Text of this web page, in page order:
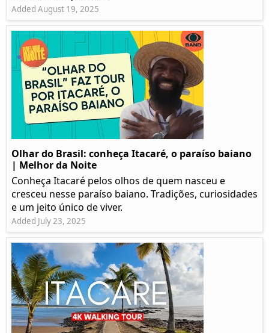
Added August 19, 2025
Olhar do Brasil: conheça Itacaré, o paraíso baiano
| Melhor da Noite
Conheça Itacaré pelos olhos de quem nasceu e
cresceu nesse paraíso baiano. Tradições, curiosidades
e um jeito único de viver.
Added July 23, 2025